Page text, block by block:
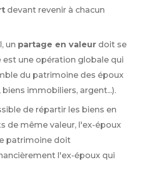
devant revenir à chacun
un partage en valeur doit se
est une opération globale qui
du patrimoine des époux
immobiliers, argent...).
de répartir les biens en
de même valeur, l'ex-époux
patrimoine doit
l'ex-époux qui